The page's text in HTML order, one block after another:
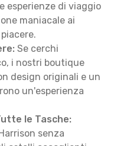
esperienze di viaggio
maniacale ai
Se cerchi
i nostri boutique
design originali e un
un'esperienza
le Tasche:
senza